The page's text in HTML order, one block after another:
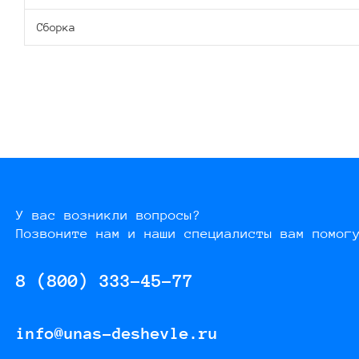
Сборка
У вас возникли вопросы?
Позвоните нам и наши специалисты вам
8 (800) 333-45-77
info@unas-deshevle.ru